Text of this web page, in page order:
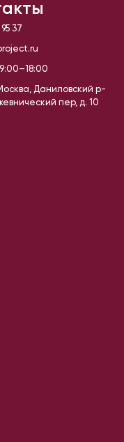
37
Москва, Даниловский р-
пер, д. 10